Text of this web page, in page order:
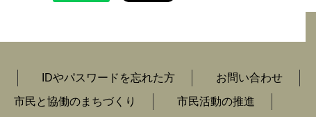
IDやパスワードを忘れた方
お問い合わせ
市民と協働のまちづくり 市民活動の推進